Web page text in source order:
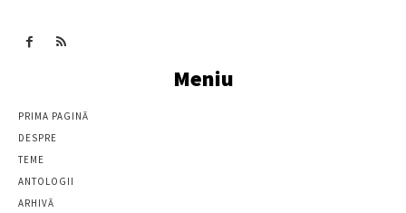
Meniu
PRIMA PAGINĂ
DESPRE
TEME
ANTOLOGII
ARHIVĂ